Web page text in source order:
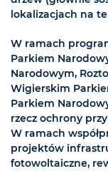
lokalizacjach na
W ramach
Parkiem
Narodowym,
Wigierskim
Parkiem
rzecz ochrony
W ramach
projektów
fotowoltaiczne,